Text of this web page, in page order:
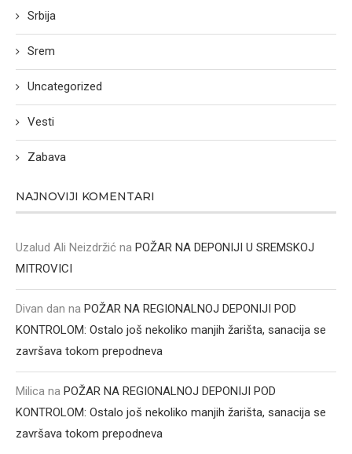
Srbija
Srem
Uncategorized
Vesti
Zabava
NAJNOVIJI KOMENTARI
Uzalud Ali Neizdržić na POŽAR NA DEPONIJI U SREMSKOJ
MITROVICI
Divan dan na POŽAR NA REGIONALNOJ DEPONIJI POD
KONTROLOM: Ostalo još nekoliko manjih žarišta, sanacija se
završava tokom prepodneva
Milica na POŽAR NA REGIONALNOJ DEPONIJI POD
KONTROLOM: Ostalo još nekoliko manjih žarišta, sanacija se
završava tokom prepodneva